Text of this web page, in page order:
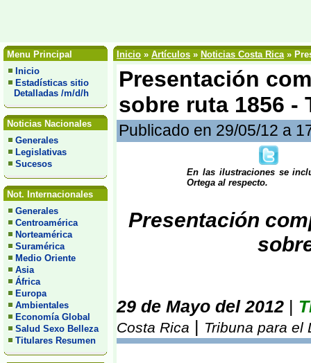
Menu Principal
Inicio
Estadísticas sitio
Detalladas /m/d/h
Noticias Nacionales
Generales
Legislativas
Sucesos
Not. Internacionales
Generales
Centroamérica
Norteamérica
Suramérica
Medio Oriente
Asia
África
Europa
Ambientales
Economía Global
Salud Sexo Belleza
Titulares Resumen
Inicio » Artículos » Noticias Costa Rica»
Presentación
sobre ruta 1856
Publicado en 29/05/12 a
En las ilustraciones se
Ortega al respecto.
Presentación
29 de Mayo del 2012 |
Costa Rica | Tribuna para el